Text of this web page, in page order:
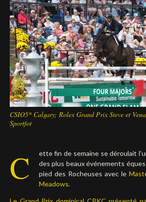
Deutsch
CSIO5* Calgary; Rolex Grand Prix Steve et
Sportfot
C
ette fin de semaine se déroulait
des plus beaux événements
pied des Rocheuses avec le
Meadows.